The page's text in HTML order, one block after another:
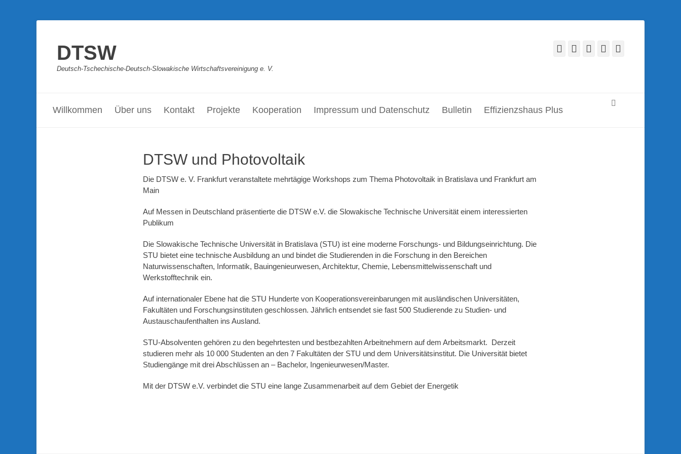
DTSW
Deutsch-Tschechische-Deutsch-Slowakische Wirtschaftsvereinigung e. V.
Facebook
TwitterLinkedInYouTube
Inhalt
Willkommen Über uns Kontakt Projekte Kooperation Impressum und Datenschutz Bulletin Effizienzshaus Plus
DTSW und Photovoltaik
Die DTSW e. V. Frankfurt veranstaltete mehrtägige Workshops zum Thema Photovoltaik in Bratislava und Frankfurt am
Main
Auf Messen in Deutschland präsentierte die DTSW e.V. die Slowakische Technische Universität einem interessierten
Publikum
Die Slowakische Technische Universität in Bratislava (STU) ist eine moderne Forschungs- und Bildungseinrichtung. Die
STU bietet eine technische Ausbildung an und bindet die Studierenden in die Forschung in den Bereichen
Naturwissenschaften, Informatik, Bauingenieurwesen, Architektur, Chemie, Lebensmittelwissenschaft und
Werkstofftechnik ein.
Auf internationaler Ebene hat die STU Hunderte von Kooperationsvereinbarungen mit ausländischen Universitäten,
Fakultäten und Forschungsinstituten geschlossen. Jährlich entsendet sie fast 500 Studierende zu Studien- und
Austauschaufenthalten ins Ausland.
STU-Absolventen gehören zu den begehrtesten und bestbezahlten Arbeitnehmern auf dem Arbeitsmarkt. Derzeit
studieren mehr als 10 000 Studenten an den 7 Fakultäten der STU und dem Universitätsinstitut. Die Universität bietet
Studiengänge mit drei Abschlüssen an – Bachelor, Ingenieurwesen/Master.
Mit der DTSW e.V. verbindet die STU eine lange Zusammenarbeit auf dem Gebiet der Energetik